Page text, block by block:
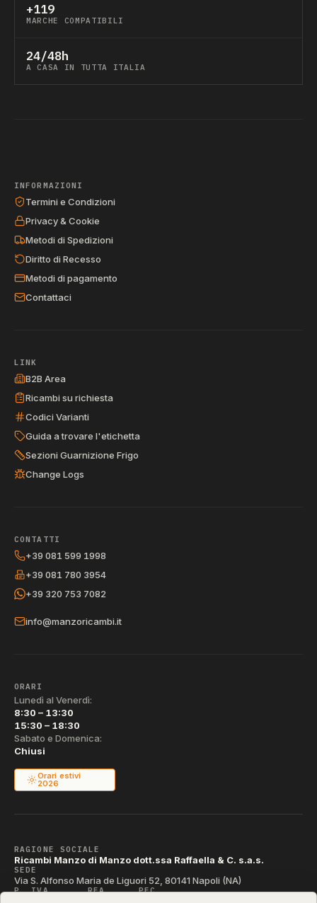
+119
MARCHE COMPATIBILI
24/48h
A CASA IN TUTTA ITALIA
INFORMAZIONI
Termini e Condizioni
Privacy & Cookie
Metodi di Spedizioni
Diritto di Recesso
Metodi di pagamento
Contattaci
LINK
B2B Area
Ricambi su richiesta
Codici Varianti
Guida a trovare l'etichetta
Sezioni Guarnizione Frigo
Change Logs
CONTATTI
+39 081 599 1998
+39 081 780 3954
+39 320 753 7082
info@manzoricambi.it
ORARI
Lunedì al Venerdì:
8:30 – 13:30
15:30 – 18:30
Sabato e Domenica:
Chiusi
Orari estivi
2026
RAGIONE SOCIALE
Ricambi Manzo di Manzo dott.ssa Raffaella & C. s.a.s.
SEDE
Via S. Alfonso Maria de Liguori 52, 80141 Napoli (NA)
P. IVA REA PEC